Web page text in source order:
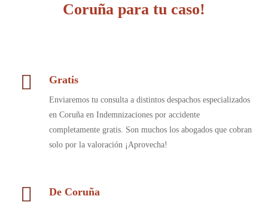
Coruña para tu caso!
Gratis
Enviaremos tu consulta a distintos despachos especializados
en Coruña en Indemnizaciones por accidente
completamente gratis. Son muchos los abogados que cobran
solo por la valoración ¡Aprovecha!
De Coruña